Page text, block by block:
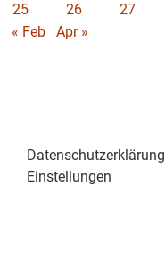
25
26 27
« Feb
Apr »
Datenschutzerklärung
Einstellungen